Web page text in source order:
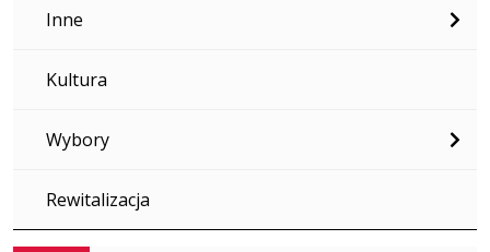
Inne
Kultura
Wybory
Rewitalizacja